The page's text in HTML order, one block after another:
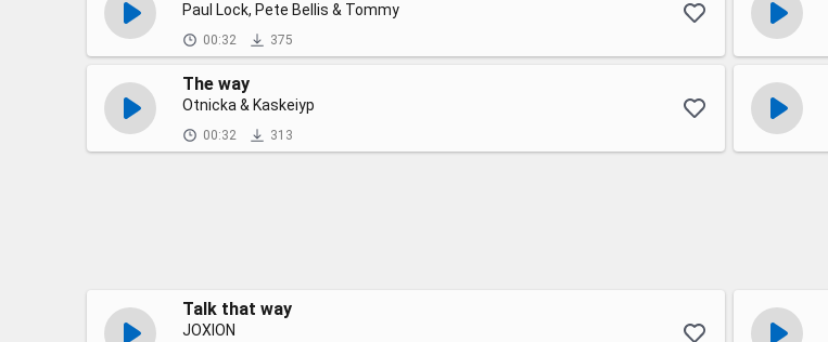
Paul Lock, Pete Bellis & Tommy
00:32 375
The way
Otnicka & Kaskeiyp
00:32 313
Talk that way
JOXION